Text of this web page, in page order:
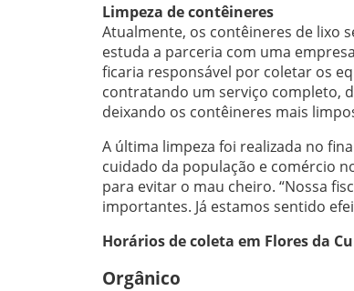
Limpeza de contêineres
Atualmente, os contêineres de lixo
estuda a parceria com uma
ficaria responsável por coletar os
contratando um serviço completo,
deixando os contêineres mais
A última limpeza foi realizada no
cuidado da população e comércio
para evitar o mau cheiro. “Nossa
importantes. Já estamos sentido
Horários de coleta em Flores da
Orgânico